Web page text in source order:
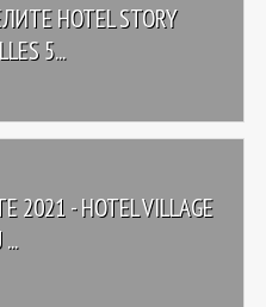
HOTEL STORY
5...
- HOTEL VILLAGE
...